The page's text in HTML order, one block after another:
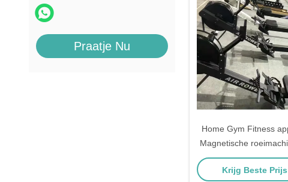
Praatje Nu
Home Gym Fitness
Magnetische
niveaus
Krijg Beste Prijs